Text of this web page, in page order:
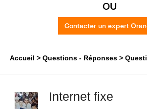
OU
Contacter un expert
Accueil Questions - Réponses
Internet fixe